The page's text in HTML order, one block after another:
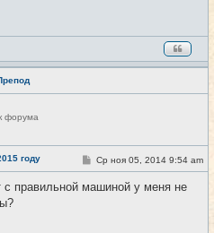
и
форума
году #10
С
о
б
Ср ноя 05, 2014 9:54 am
с правильной машиной у меня не